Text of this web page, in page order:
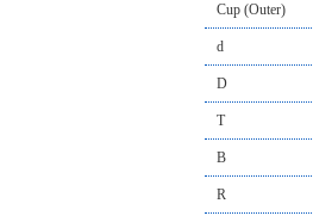
Cup (Outer)
d
D
T
B
R